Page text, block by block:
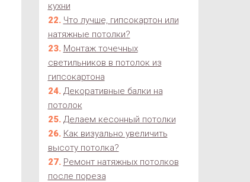
кухни
Что лучше, гипсокартон или
натяжные потолки?
Монтаж точечных
светильников в потолок из
гипсокартона
Декоративные балки на
потолок
Делаем кесонный потолки
Как визуально увеличить
высоту потолка?
Ремонт натяжных потолков
после пореза